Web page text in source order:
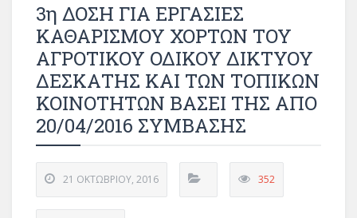
3η ΔΟΣΗ ΓΙΑ ΕΡΓΑΣΙΕΣ
ΚΑΘΑΡΙΣΜΟΥ ΧΟΡΤΩΝ ΤΟΥ
ΑΓΡΟΤΙΚΟΥ ΟΔΙΚΟΥ ΔΙΚΤΥΟΥ
ΔΕΣΚΑΤΗΣ ΚΑΙ ΤΩΝ ΤΟΠΙΚΩΝ
ΚΟΙΝΟΤΗΤΩΝ ΒΑΣΕΙ ΤΗΣ ΑΠΟ
20/04/2016 ΣΥΜΒΑΣΗΣ
21 ΟΚΤΩΒΡΊΟΥ, 2016 352